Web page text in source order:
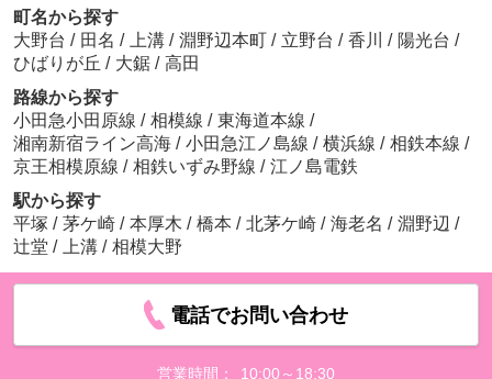
町名から探す
大野台 / 田名 / 上溝 / 淵野辺本町 / 立野台 / 香川 / 陽光台 /
ひばりが丘 / 大鋸 / 高田
路線から探す
小田急小田原線 / 相模線 / 東海道本線 /
湘南新宿ライン高海 / 小田急江ノ島線 / 横浜線 / 相鉄本線 /
京王相模原線 / 相鉄いずみ野線 / 江ノ島電鉄
駅から探す
平塚 / 茅ケ崎 / 本厚木 / 橋本 / 北茅ケ崎 / 海老名 / 淵野辺 /
辻堂 / 上溝 / 相模大野
電話でお問い合わせ
営業時間： 10:00～18:30